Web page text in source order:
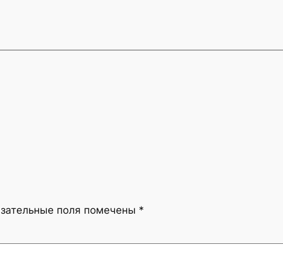
поля помечены *